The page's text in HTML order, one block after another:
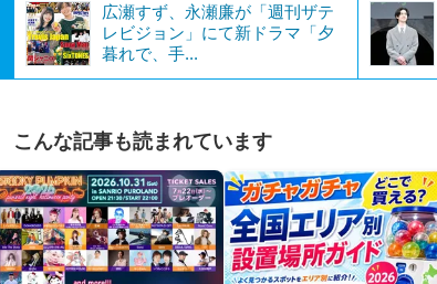
広瀬すず、永瀬廉が「週刊ザテ
レビジョン」にて新ドラマ「夕
暮れで、手...
こんな記事も読まれています